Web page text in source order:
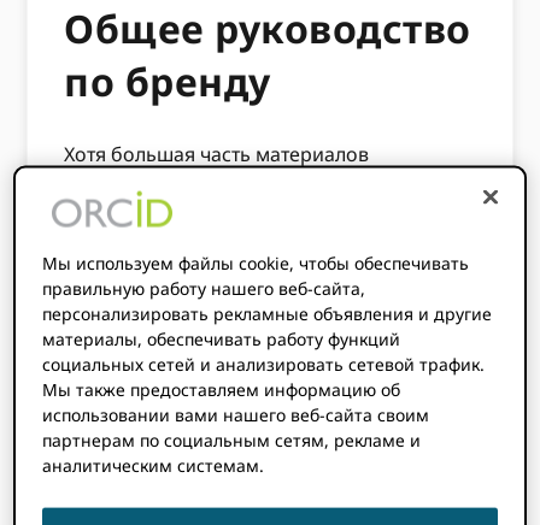
Общее руководство
по бренду
Хотя большая часть материалов
подЛицензия CC0
(«Знаки») являются товарными знаками
Orcid, Inc. и должны использоваться в
соответствии с настоящими правилами.
Мы приглашаем вас использовать эти
Знаки в ваших рекламных акциях. ORCID
материалов для вашего учреждения,
продукта или услуги, но мы просим вас не
Мы используем файлы cookie, чтобы обеспечивать
правильную работу нашего веб-сайта,
персонализировать рекламные объявления и другие
материалы, обеспечивать работу функций
социальных сетей и анализировать сетевой трафик.
Мы также предоставляем информацию об
использовании вами нашего веб-сайта своим
партнерам по социальным сетям, рекламе и
аналитическим системам.